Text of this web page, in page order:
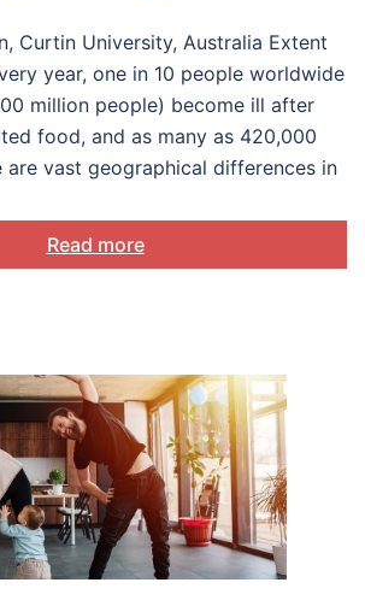
safety?
Curtin University, Australia Extent
year, one in 10 people worldwide
million people) become ill after
food, and as many as 420,000
are vast geographical differences in
Read more